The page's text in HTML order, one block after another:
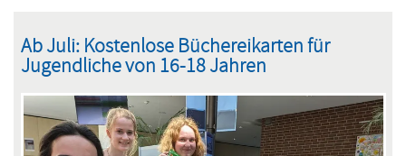
Eintritt
frei
in
Ab Juli: Kostenlose Büchereikarten für
Jugendliche von 16-18 Jahren